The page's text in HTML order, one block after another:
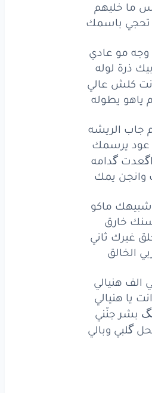
احديمك
ما
باسمك
موعادي
كلشعالي
ياهويطوله
يرسمك
كدامه
ماكو
خارق
ما خليهم
تحجي باسمك
مو عادي
ذرة لوله
كلش عالي
ياهو يطوله
جاب الريشه
عود يرسمك
گدامه
وانجن يمك
شبيهك ماكو
خارق
غيرك ثاني
الخالق
الف هنيالي
يا هنيالي
بشر جنّني
گلبي وبالي